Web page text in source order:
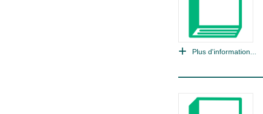
Plus d'information...